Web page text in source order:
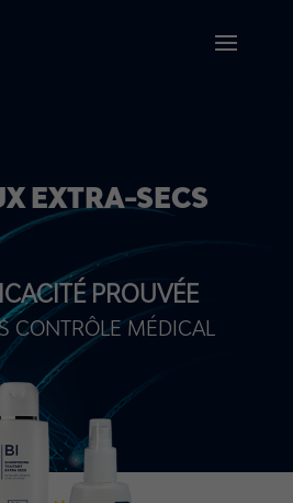
EXTRA-SECS
PROUVÉE
CONTRÔLE MÉDICAL